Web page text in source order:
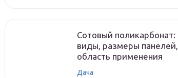
Сотовый поликарбонат:
виды, размеры панелей,
область применения
Дача